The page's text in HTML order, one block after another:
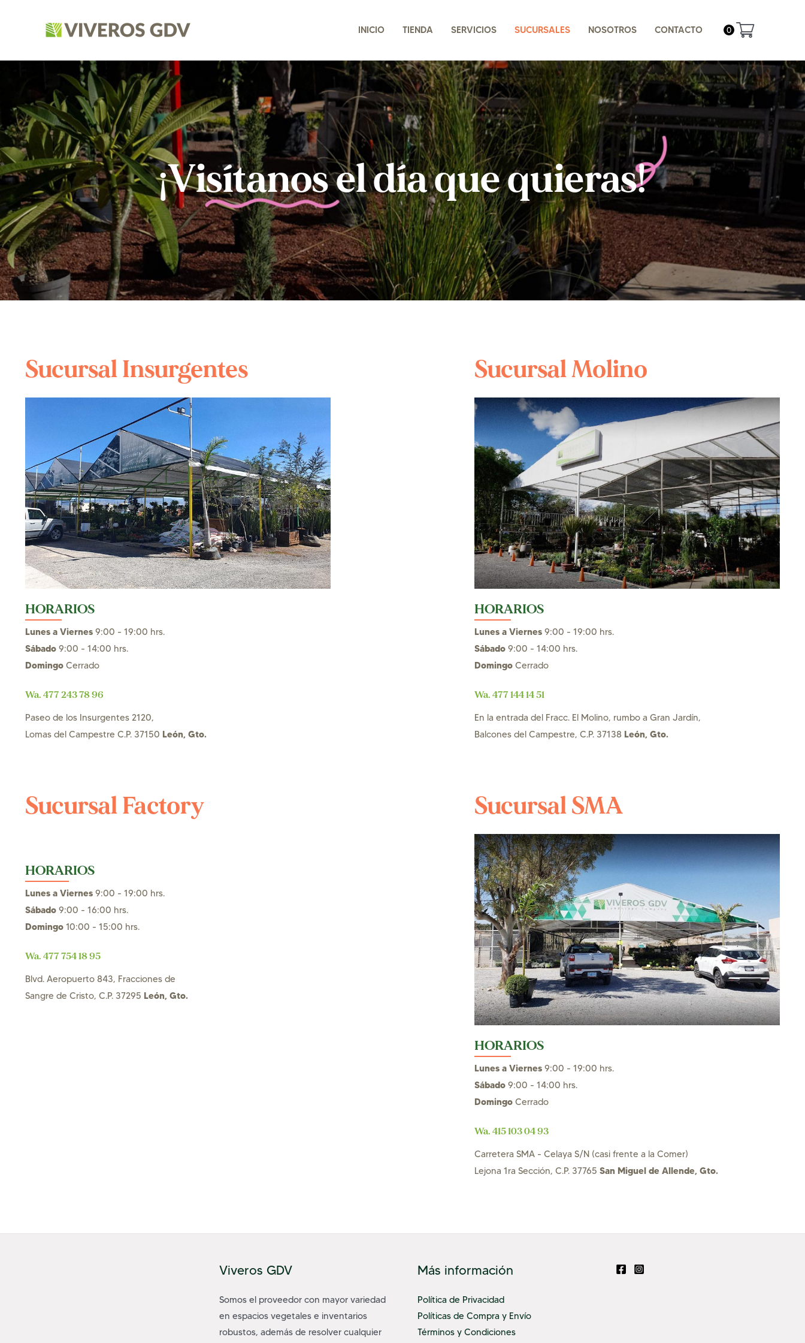
INICIO TIENDA SERVICIOS SUCURSALES NOSOTROS CONTACTO 0
¡Visítanos el día que quieras!
Sucursal Insurgentes
HORARIOS
Lunes a Viernes 9:00 - 19:00 hrs.
Sábado 9:00 - 14:00 hrs.
Domingo Cerrado
Wa. 477 243 78 96
Paseo de los Insurgentes 2120,
Lomas del Campestre C.P. 37150 León, Gto.
Sucursal Molino
HORARIOS
Lunes a Viernes 9:00 - 19:00 hrs.
Sábado 9:00 - 14:00 hrs.
Domingo Cerrado
Wa. 477 144 14 51
En la entrada del Fracc. El Molino, rumbo a Gran Jardín,
Balcones del Campestre, C.P. 37138 León, Gto.
Sucursal Factory
HORARIOS
Lunes a Viernes 9:00 - 19:00 hrs.
Sábado 9:00 - 16:00 hrs.
Domingo 10:00 - 15:00 hrs.
Wa. 477 754 18 95
Blvd. Aeropuerto 843, Fracciones de
Sangre de Cristo, C.P. 37295 León, Gto.
Sucursal SMA
HORARIOS
Lunes a Viernes 9:00 - 19:00 hrs.
Sábado 9:00 - 14:00 hrs.
Domingo Cerrado
Wa. 415 103 04 93
Carretera SMA - Celaya S/N (casi frente a la Comer)
Lejona 1ra Sección, C.P. 37765 San Miguel de Allende, Gto.
Viveros GDV
Somos el proveedor con mayor variedad
en espacios vegetales e inventarios
robustos, además de resolver cualquier
Más información
Política de Privacidad
Políticas de Compra y Envío
Términos y Condiciones